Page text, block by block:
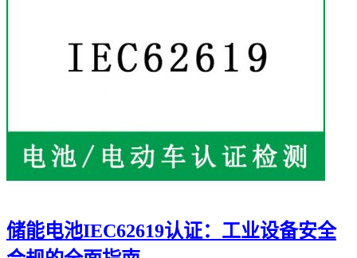
储能电池IEC62619认证：工业设备安全